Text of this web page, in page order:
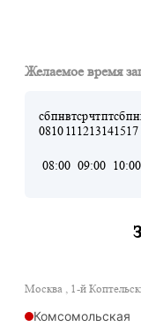
Желаемое время
сб
08
пн
10
вт
11
ср
12
чт
13
пт
14
сб
15
пн
17
08:00 09:00 10:00
Москва , 1-й
Комсомольская